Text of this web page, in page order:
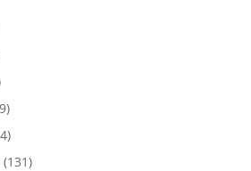
(131)